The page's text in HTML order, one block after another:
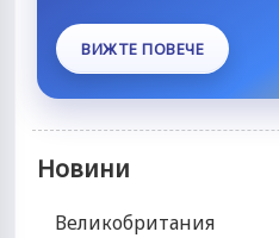
ВИЖТЕ ПОВЕЧЕ
Новини
Великобритания